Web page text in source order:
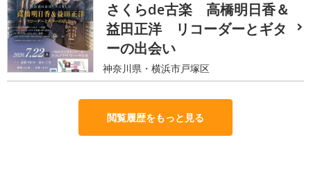
さくらde古楽 高橋明日香＆
益田正洋 リコーダーとギタ
ーの出会い
神奈川県・横浜市戸塚区
閲覧履歴をもっと見る